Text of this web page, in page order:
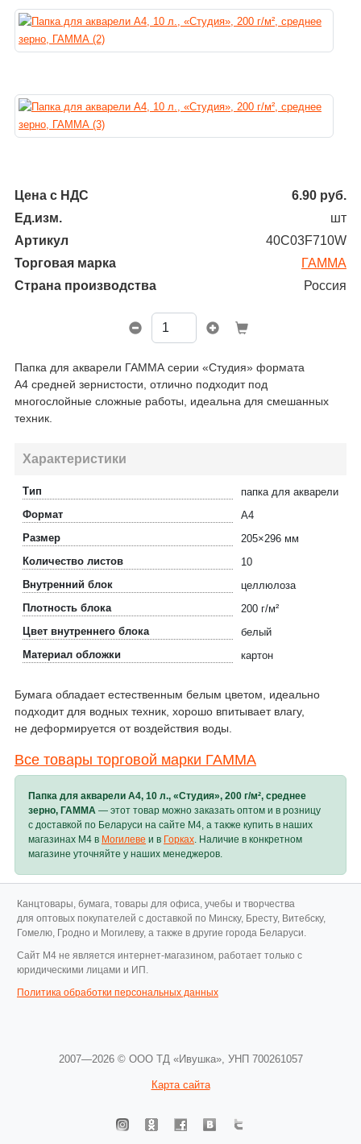
Цена с НДС 6.90 руб.
Ед.изм.
шт
Артикул
40C03F710W
Торговая марка
ГАММА
Страна производства
Россия
Папка для акварели ГАММА серии «Студия» формата
А4 средней зернистости, отлично подходит под
многослойные сложные работы, идеальна для смешанных
техник.
Характеристики
Тип
папка для акварели
Формат
А4
Размер
205×296 мм
Количество листов
10
Внутренний блок
целлюлоза
Плотность блока
200 г/м²
Цвет внутреннего блока
белый
Материал обложки
картон
Бумага обладает естественным белым цветом, идеально
подходит для водных техник, хорошо впитывает влагу,
не деформируется от воздействия воды.
Все товары торговой марки ГАММА
Папка для акварели А4, 10 л., «Студия», 200 г/м², среднее
зерно, ГАММА — этот товар можно заказать оптом и в розницу
с доставкой по Беларуси на сайте M4, а также купить в наших
магазинах M4 в Могилеве и в Горках. Наличие в конкретном
магазине уточняйте у наших менеджеров.
Канцтовары, бумага, товары для офиса, учебы и творчества
для оптовых покупателей с доставкой по Минску, Бресту, Витебску,
Гомелю, Гродно и Могилеву, а также в другие города Беларуси.
Cайт M4 не является интернет-магазином, работает только с
юридическими лицами и ИП.
Политика обработки персональных данных
2007—2026 © ООО ТД «Ивушка», УНП 700261057
Карта сайта